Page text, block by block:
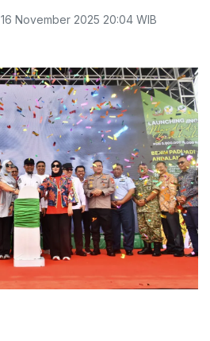
16 November 2025 20:04 WIB